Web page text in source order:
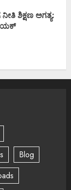
ಶಿಕ್ಷಣ ಅಗತ್ಯ:
Blog